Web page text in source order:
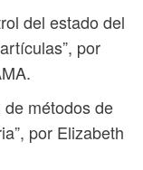
del estado del
por
de métodos de
por Elizabeth